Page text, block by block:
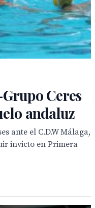
Ceres
andaluz
ante el C.D.W Málaga,
invicto en Primera